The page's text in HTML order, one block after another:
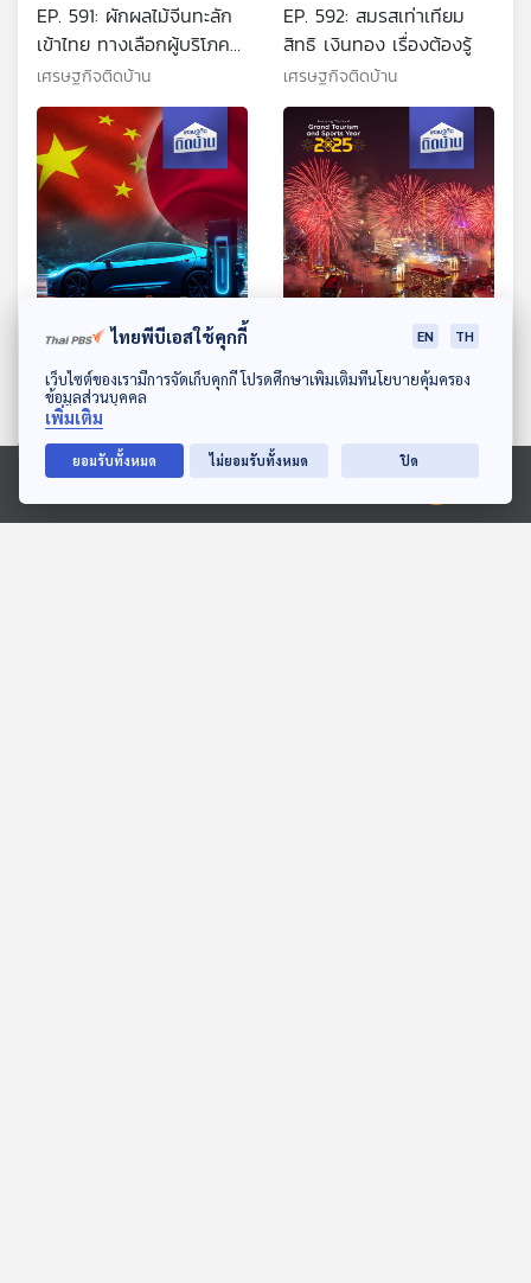
ดาวน์โหลด Thai PBS Podcast Application
Ⓒ 2020 องค์การกระจายเสียงและแพร่ภาพสาธารณะแห่งประเทศไทย
EP. 591: ผักผลไม้จีนทะลัก
เข้าไทย ทางเลือกผู้บริโภค
ความกังวลผู้ประกอบการ
เศรษฐกิจติดบ้าน
EP. 592: สมรสเท่าเทียม
สิทธิ เงินทอง เรื่องต้องรู้
เศรษฐกิจติดบ้าน
EP. 593: เทียบกันหมัดต่อ
หมัด รถยนต์ไฮบริด จีน-
ญี่ปุ่น
เศรษฐกิจติดบ้าน
EP. 594: อีเวนต์และเทศกาล
ระดับโลก ความท้าทายของ
ตอนที่เกี่ยวข้อง
ไทยพีบีเอสใช้คุกกี้ EN TH
เว็บไซต์ของเรามีการจัดเก็บคุกกี้ โปรดศึกษาเพิ่มเติมที่นโยบายคุ้มครอง
ข้อมูลส่วนบุคคล
เพิ่มเติม
ยอมรับทั้งหมด ไม่ยอมรับทั้งหมด ปิด